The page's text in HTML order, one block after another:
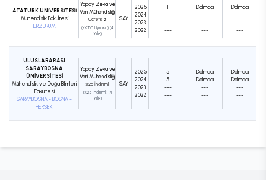
ATATÜRK ÜNİVERSİTESİ
Mühendislik Fakültesi
ERZURUM
Yapay Zeka ve
Veri Mühendisliği
Ücretsiz
(KKTC Uyruklu) (4
Yıllık)
SAY
2025
2024
2023
2022
1
---
---
---
Dolmadı
---
---
---
Dolmadı
---
---
---
ULUSLARARASI
SARAYBOSNA
ÜNİVERSİTESİ
Mühendislik ve Doğa Bilimleri
Fakültesi
SARAYBOSNA - BOSNA -
HERSEK
Yapay Zeka ve
Veri Mühendisliği
%25 İndirimli
(%25 İndirimli) (4
Yıllık)
SAY
2025
2024
2023
2022
5
5
---
---
Dolmadı
Dolmadı
---
---
Dolmadı
Dolmadı
---
---